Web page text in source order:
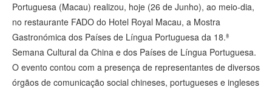
Portuguesa (Macau) realizou, hoje (26 de Junho), ao meio-dia,
no restaurante FADO do Hotel Royal Macau, a Mostra
Gastronómica dos Países de Língua Portuguesa da 18.ª
Semana Cultural da China e dos Países de Língua Portuguesa.
O evento contou com a presença de representantes de diversos
órgãos de comunicação social chineses, portugueses e ingleses